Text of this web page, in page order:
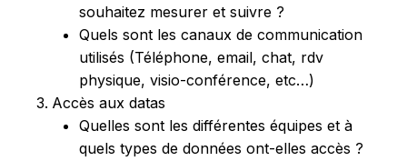
souhaitez mesurer et suivre ?
Quels sont les canaux de communication
utilisés (Téléphone, email, chat, rdv
physique, visio-conférence, etc…)
Accès aux datas
Quelles sont les différentes équipes et à
quels types de données ont-elles accès ?